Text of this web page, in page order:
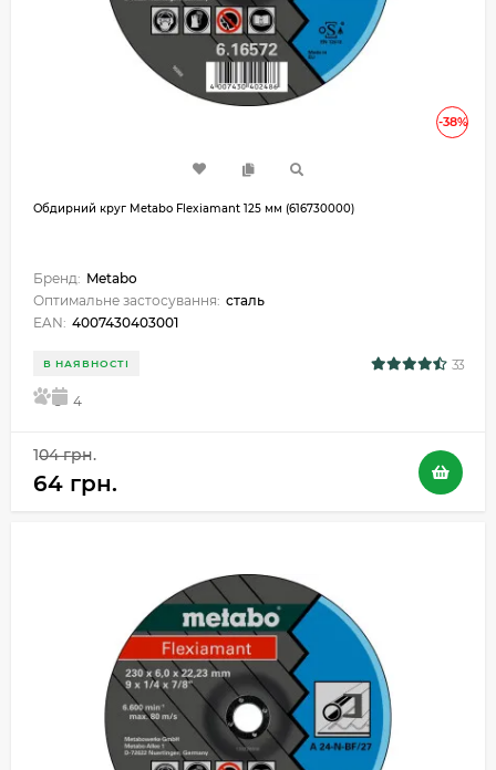
-38%
Обдирний круг Metabo Flexiamant 125 мм (616730000)
Бренд: Metabo
Оптимальне застосування: сталь
EAN: 4007430403001
В НАЯВНОСТІ 33
5 4
104 грн.
64 грн.